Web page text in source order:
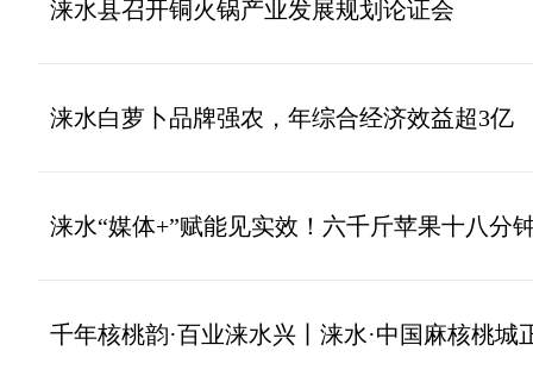
涞水县召开铜火锅产业发展规划论证会
涞水白萝卜品牌强农，年综合经济效益超3亿
涞水“媒体+”赋能见实效！六千斤苹果十八分
千年核桃韵·百业涞水兴丨涞水·中国麻核桃城